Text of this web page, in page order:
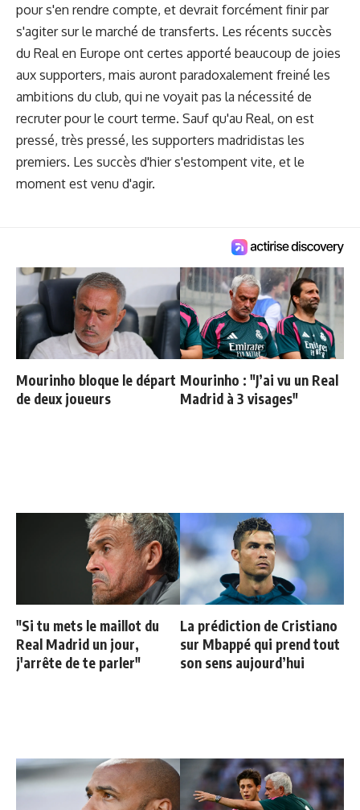
pour s'en rendre compte, et devrait forcément finir par
s'agiter sur le marché de transferts. Les récents succès
du Real en Europe ont certes apporté beaucoup de joies
aux supporters, mais auront paradoxalement freiné les
ambitions du club, qui ne voyait pas la nécessité de
recruter pour le court terme. Sauf qu'au Real, on est
pressé, très pressé, les supporters madridistas les
premiers. Les succès d'hier s'estompent vite, et le
moment est venu d'agir.
Mourinho bloque le départ
de deux joueurs
Mourinho : "J’ai vu un Real
Madrid à 3 visages"
"Si tu mets le maillot du
Real Madrid un jour,
j'arrête de te parler"
La prédiction de Cristiano
sur Mbappé qui prend tout
son sens aujourd’hui